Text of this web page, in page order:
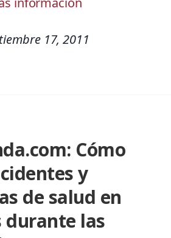
17, 2011
Cómo
y
de salud en
durante las